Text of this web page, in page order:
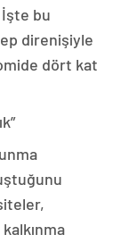
bu
direnişiyle
dört kat